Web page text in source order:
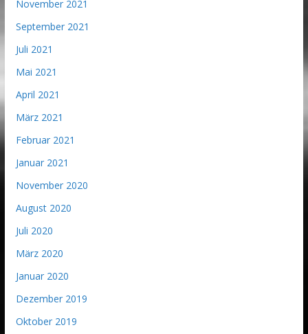
November 2021
September 2021
Juli 2021
Mai 2021
April 2021
März 2021
Februar 2021
Januar 2021
November 2020
August 2020
Juli 2020
März 2020
Januar 2020
Dezember 2019
Oktober 2019